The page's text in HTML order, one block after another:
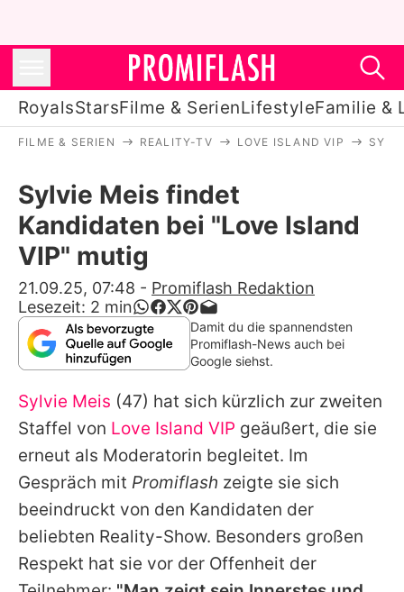
RoyalsStarsFilme & SerienLifestyleFamilie &
Stars
Filme & Serien
Lifestyle
Familie & Liebe
Promiflash Exklusiv
Alle Themen auf Promiflash
Jobs
App runterladen
Team
Redaktionelle Richtlinien
FILME & SERIEN REALITY-TV LOVE ISLAND VIP
Sylvie Meis findet
Kandidaten bei "Love Island
VIP" mutig
21.09.25, 07:48 - Promiflash Redaktion
Lesezeit: 2 min
Damit du die spannendsten
Promiflash-News auch bei
Google siehst.
Sylvie Meis (47) hat sich kürzlich zur zweiten
Staffel von Love Island VIP geäußert, die sie
erneut als Moderatorin begleitet. Im
Gespräch mit Promiflash zeigte sie sich
beeindruckt von den Kandidaten der
beliebten Reality-Show. Besonders großen
Respekt hat sie vor der Offenheit der